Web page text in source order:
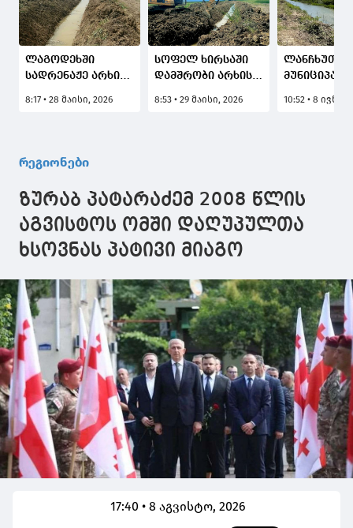
ლაგოდეხში
სადრენაჟე არხის
სამუშაოები
8:17 • 28 მაისი, 2026
სოფელ ხირსაში
დამშრობი არხის
8:53 • 29 მაისი, 2026
ლანჩხუთის
10:52 • 8
რეგიონები
ზურაბ პატარაძემ 2008 წლის
აგვისტოს ომში დაღუპულთა
ხსოვნას პატივი მიაგო
17:40 • 8 აგვისტო, 2026